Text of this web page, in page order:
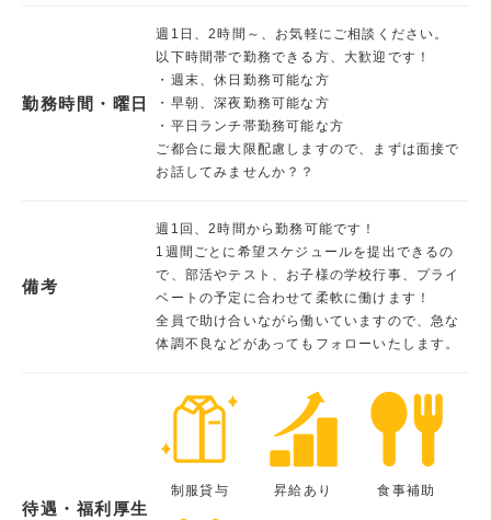
勤務時間・曜日
週1日、2時間～、お気軽にご相談ください。
以下時間帯で勤務できる方、大歓迎です！
・週末、休日勤務可能な方
・早朝、深夜勤務可能な方
・平日ランチ帯勤務可能な方
ご都合に最大限配慮しますので、まずは面接で
お話してみませんか？？
備考
週1回、2時間から勤務可能です！
1週間ごとに希望スケジュールを提出できるの
で、部活やテスト、お子様の学校行事、プライ
ベートの予定に合わせて柔軟に働けます！
全員で助け合いながら働いていますので、急な
体調不良などがあってもフォローいたします。
待遇・福利厚生
制服貸与 昇給あり 食事補助